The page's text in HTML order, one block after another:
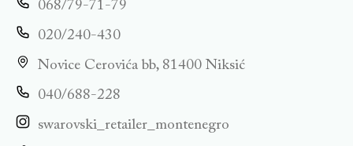
068/79-71-79
020/240-430
Novice Cerovića bb, 81400 Niksić
040/688-228
swarovski_retailer_montenegro